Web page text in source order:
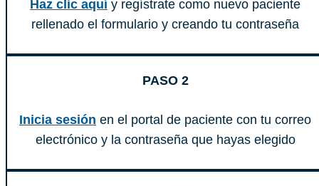
Haz clic aquíy regístrate como nuevo paciente
rellenado el formulario y creando tu contraseña
PASO 2
Inicia sesión en el portal de paciente con tu correo
electrónico y la contraseña que hayas elegido